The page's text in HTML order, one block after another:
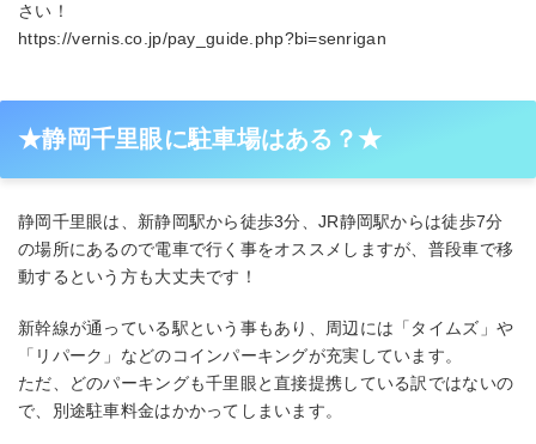
さい！
https://vernis.co.jp/pay_guide.php?bi=senrigan
★静岡千里眼に駐車場はある？★
静岡千里眼は、新静岡駅から徒歩3分、JR静岡駅からは徒歩7分
の場所にあるので電車で行く事をオススメしますが、普段車で移
動するという方も大丈夫です！
新幹線が通っている駅という事もあり、周辺には「タイムズ」や
「リパーク」などのコインパーキングが充実しています。
ただ、どのパーキングも千里眼と直接提携している訳ではないの
で、別途駐車料金はかかってしまいます。